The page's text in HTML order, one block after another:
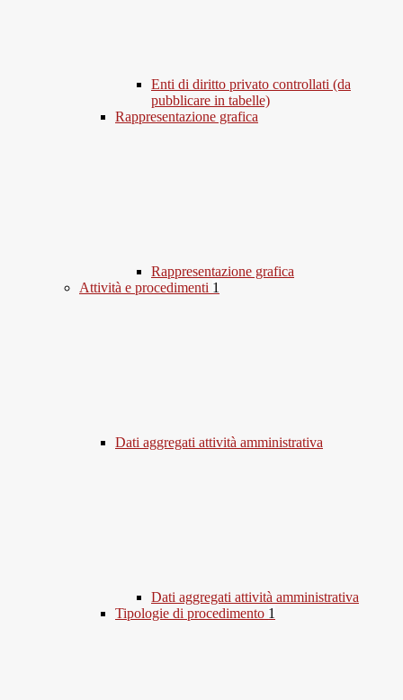
Enti di diritto privato controllati (da
pubblicare in tabelle)
Rappresentazione grafica
Rappresentazione grafica
Attività e procedimenti 1
Dati aggregati attività amministrativa
Dati aggregati attività amministrativa
Tipologie di procedimento 1